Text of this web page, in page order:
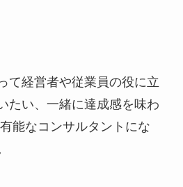
て経営者や従業員の役に立
たい、一緒に達成感を味わ
能なコンサルタントにな